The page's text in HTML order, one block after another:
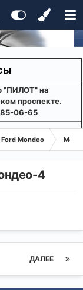
"ПИЛОТ" на
проспекте.
06-65
Ford Mondeo
4
ДАЛЕЕ